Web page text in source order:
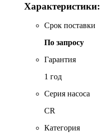
Характеристики:
Срок поставки
По запросу
Гарантия
1 год
Серия насоса
CR
Категория